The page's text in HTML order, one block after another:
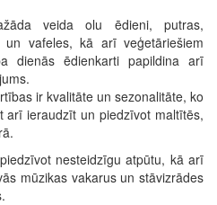
veida olu ēdieni, putras,
un vafeles, kā arī veģetāriešiem
dienās ēdienkarti papildina arī
ir kvalitāte un sezonalitāte, ko
arī ieraudzīt un piedzīvot maltītēs,
nesteidzīgu atpūtu, kā arī
mūzikas vakarus un stāvizrādes